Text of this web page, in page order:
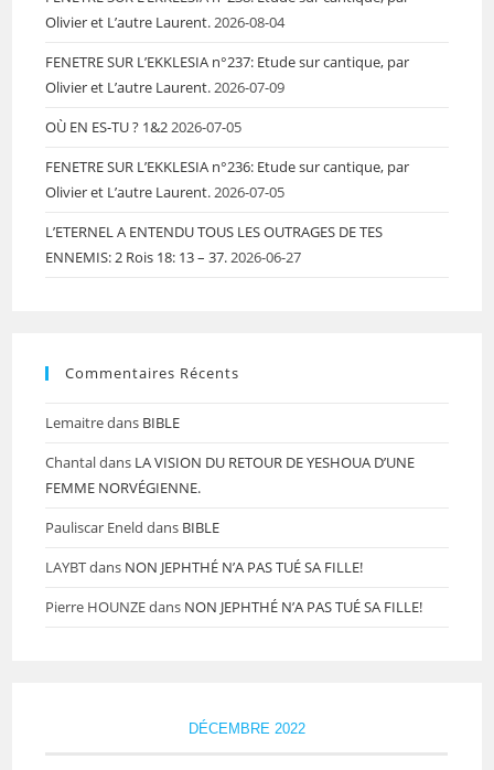
Olivier et L’autre Laurent.2026-08-04
FENETRE SUR L’EKKLESIA n°237: Etude sur cantique, par
Olivier et L’autre Laurent.2026-07-09
OÙ EN ES-TU ? 1&22026-07-05
FENETRE SUR L’EKKLESIA n°236: Etude sur cantique, par
Olivier et L’autre Laurent.2026-07-05
L’ETERNEL A ENTENDU TOUS LES OUTRAGES DE TES
ENNEMIS: 2 Rois 18: 13 – 37.2026-06-27
Commentaires Récents
Lemaitredans BIBLE
Chantaldans LA VISION DU RETOUR DE YESHOUA D’UNE
FEMME NORVÉGIENNE.
Pauliscar Eneld dans BIBLE
LAYBTdans NON JEPHTHÉ N’A PAS TUÉ SA FILLE!
Pierre HOUNZEdans NON JEPHTHÉ N’A PAS TUÉ SA FILLE!
DÉCEMBRE 2022